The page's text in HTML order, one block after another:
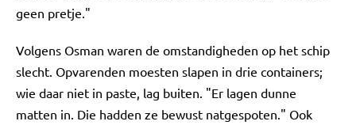
geen pretje."
Volgens Osman waren de omstandigheden op het schip
slecht. Opvarenden moesten slapen in drie containers;
wie daar niet in paste, lag buiten. "Er lagen dunne
matten in. Die hadden ze bewust natgespoten." Ook